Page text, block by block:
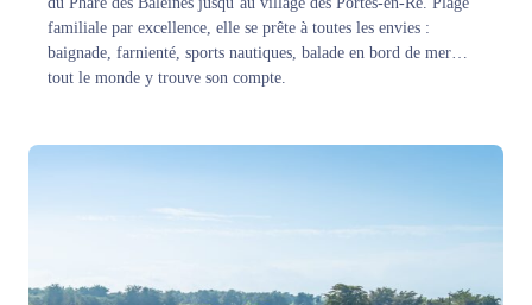
familiale par excellence, elle se prête à toutes les envies :
baignade, farnienté, sports nautiques, balade en bord de mer…
tout le monde y trouve son compte.